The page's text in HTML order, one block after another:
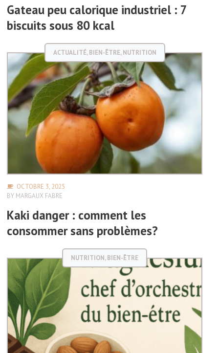
Gateau peu calorique industriel : 7
biscuits sous 80 kcal
ACTUALITÉ,BIEN-ÊTRE,NUTRITION
OCTOBRE 3, 2025
BY MARGAUX FABRE
Kaki danger : comment les
consommer sans problèmes?
NUTRITION,BIEN-ÊTRE